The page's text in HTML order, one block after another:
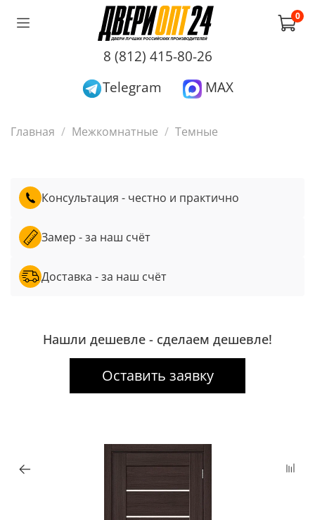
0
8 (812) 415-80-26
Telegram
MAX
Главная Межкомнатные Темные
Консультация - честно и практично
Замер - за наш счёт
Доставка - за наш счёт
Нашли дешевле - сделаем дешевле!
Оставить заявку